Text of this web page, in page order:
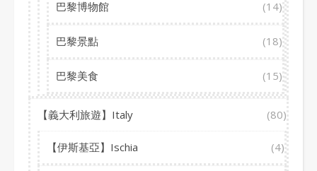
巴黎博物館 (14)
巴黎景點 (18)
巴黎美食 (15)
【義大利旅遊】Italy (80)
【伊斯基亞】Ischia (4)